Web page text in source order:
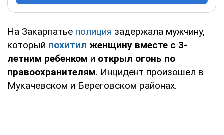
На Закарпатье полиция задержала мужчину,
который похитил женщину вместе с 3-
летним ребенком и открыл огонь по
правоохранителям. Инцидент произошел в
Мукачевском и Береговском районах.